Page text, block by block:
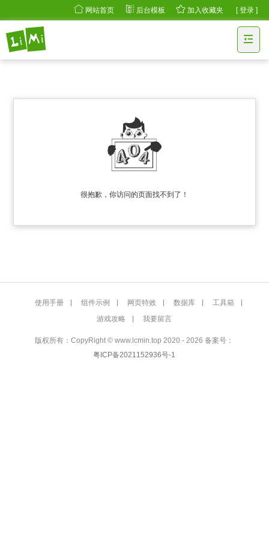
网站首页 后台模板 加入收藏夹 [ 登录 ]
很抱歉，你访问的页面找不到了！
使用手册 组件示例 网页特效 数据库
工具箱
游戏攻略
我要留言
版权所有：CopyRight © www.lcmin.top 2020 - 2026 备案号：
粤ICP备2021152936号-1